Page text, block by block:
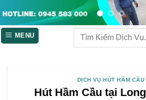
MENU
DỊCH VỤ HÚT HẦM CẦU
Hút Hầm Cầu tại